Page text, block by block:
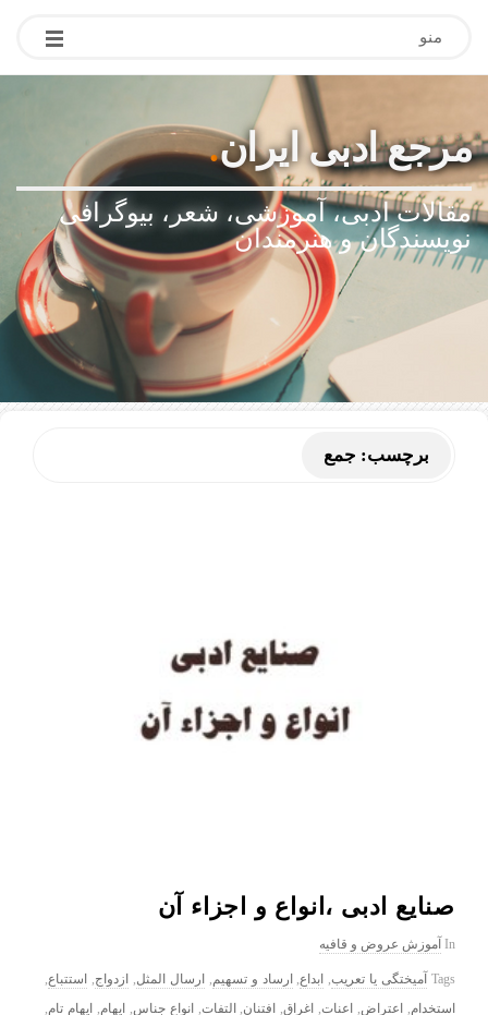
منو
مرجع ادبی ایران.
مقالات ادبی، آموزشی، شعر، بیوگرافی
نویسندگان و هنرمندان
برچسب: جمع
صنایع ادبی ،انواع و اجزاء آن
In آموزش عروض و قافیه
Tags آمیختگی یا تعریب, ابداع, ارساد و تسهیم, ارسال المثل, ازدواج, استتباع,
استخدام, اعتراض, اعنات, اغراق, افتنان, التفات, انواع جناس, ایهام, ایهام تام,